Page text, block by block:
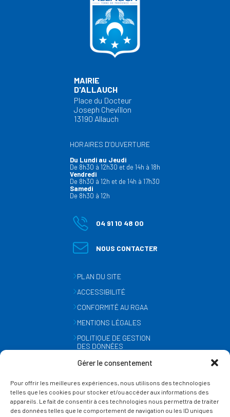
Gérer le consentement
Pour offrir les meilleures expériences, nous utilisons des technologies
telles que les cookies pour stocker et/ou accéder aux informations des
appareils. Le fait de consentir à ces technologies nous permettra de traiter
des données telles que le comportement de navigation ou les ID uniques
MAIRIE
D'ALLAUCH
Place du Docteur
Joseph Chevillon
13190 Allauch
HORAIRES D’OUVERTURE
Du Lundi au Jeudi
De 8h30 à 12h30 et de 14h à 18h
Vendredi
De 8h30 à 12h et de 14h à 17h30
Samedi
De 8h30 à 12h
04 91 10 48 00
NOUS CONTACTER
PLAN DU SITE
ACCESSIBILITÉ
CONFORMITÉ AU RGAA
MENTIONS LÉGALES
POLITIQUE DE GESTION
DES DONNÉES
GESTION DES COOKIES